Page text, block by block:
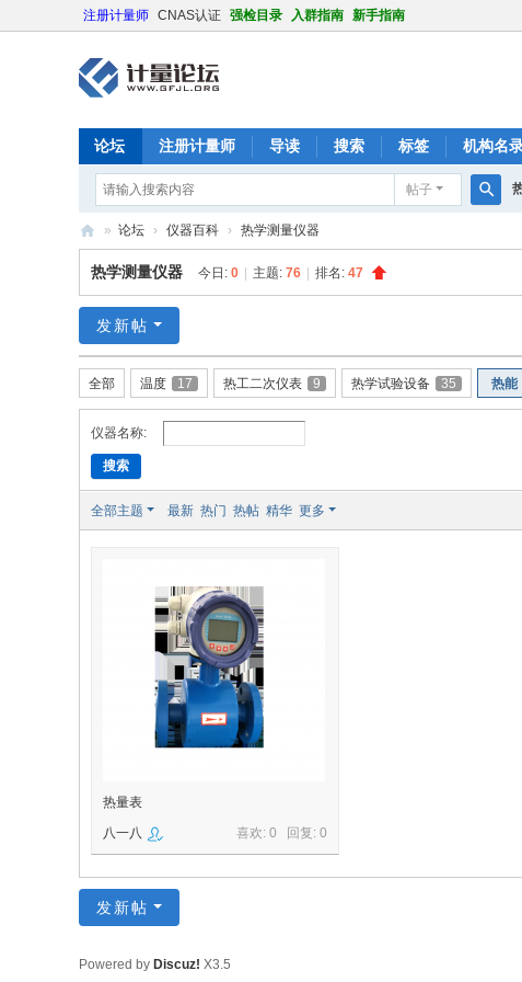
注册计量师 CNAS认证 强检目录 入群指南 新手指南
论坛 注册计量师 导读 搜索 标签 机构名
帖子
索
计
量
坛
» 论坛 › 仪器百科 › 热学测量仪器
热学测量仪器 今日: 0 主题: 76 排名: 47
发新帖
全部 温度 17 热工二次仪表 9 热学试验设备 35 热能
仪器名称:
搜索
全部主题 最新 热门 热帖 精华 更多
热量表
喜欢: 0 回复: 0
八一八
发新帖
Powered by Discuz! X3.5